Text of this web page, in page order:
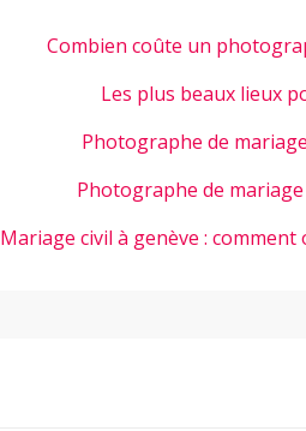
Combien coûte un
Les plus beaux lieux
Photographe de
Photographe de
Mariage civil à genève :